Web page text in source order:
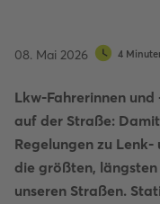
08. Mai 2026 4
Lkw-Fahrerinnen
auf der Straße:
Regelungen zu Lenk-
die größten,
unseren Straßen.